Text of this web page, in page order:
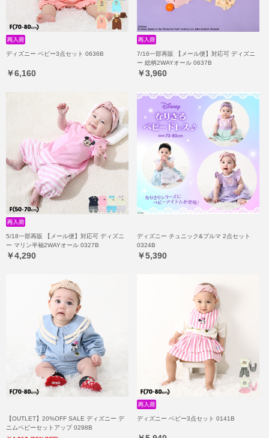
ディズニー ベビー3点セット 0636B
￥6,160
7/16一部再販 【メール便】対応可 ディズニ
ー 総柄2WAYオール 0637B
￥3,960
5/18一部再販 【メール便】対応可 ディズニ
ー マリン半袖2WAYオール 0327B
￥4,290
ディズニー チュニック&ブルマ 2点セット
0324B
￥5,390
【OUTLET】20%OFF SALE ディズニー デ
ニムベビーセットアップ 0298B
ディズニー ベビー3点セット 0141B